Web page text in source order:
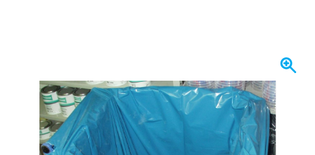
Heute versendet
12,50€ inkl. MwSt